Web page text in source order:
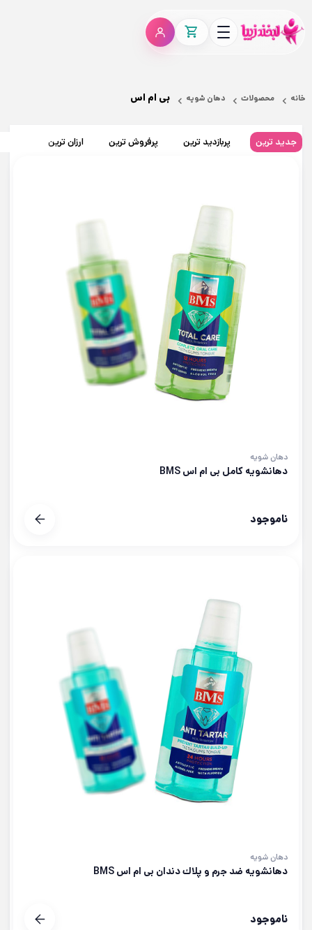
خانه محصولات دهان شویه بی ام اس
جدید ترین پربازدید ترین پرفروش ترین ارزان ترین
دهان شویه
دهانشويه کامل بی ام اس BMS
ناموجود
دهان شویه
دهانشويه ضد جرم و پلاك دندان بی ام اس BMS
ناموجود